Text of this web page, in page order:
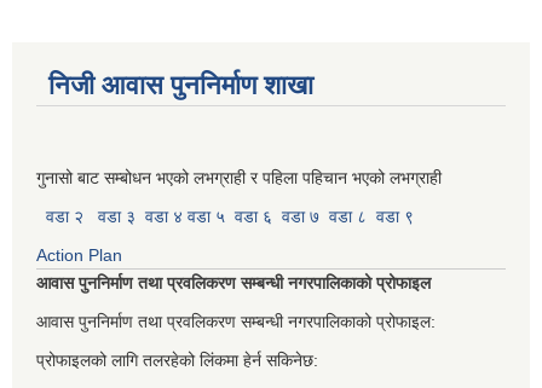
निजी आवास पुननिर्माण शाखा
गुनासो बाट सम्बोधन भएको लभग्राही र पहिला पहिचान भएको लभग्राही
वडा २
वडा ३ वडा ४ वडा ५ वडा ६ वडा ७ वडा ८ वडा ९
Action Plan
आवास पुननिर्माण तथा प्रवलिकरण सम्बन्धी नगरपालिकाको प्रोफाइल
आवास पुननिर्माण तथा प्रवलिकरण सम्बन्धी नगरपालिकाको प्रोफाइल:
प्रोफाइलको लागि तलरहेको लिंकमा हेर्न सकिनेछ: